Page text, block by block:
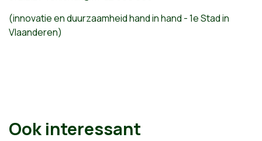
(innovatie en duurzaamheid hand in hand - 1e Stad in
Vlaanderen)
Ook interessant